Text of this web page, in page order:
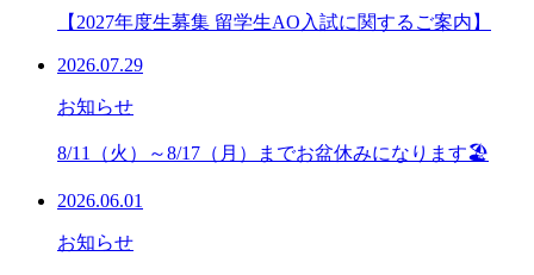
【2027年度生募集 留学生AO入試に関するご案内】
2026.07.29
お知らせ
8/11（火）～8/17（月）までお盆休みになります🏖
2026.06.01
お知らせ